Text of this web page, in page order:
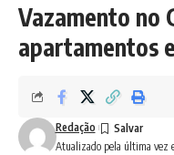
Vazamento no
apartamentos
Atualizado pela última vez
Redação